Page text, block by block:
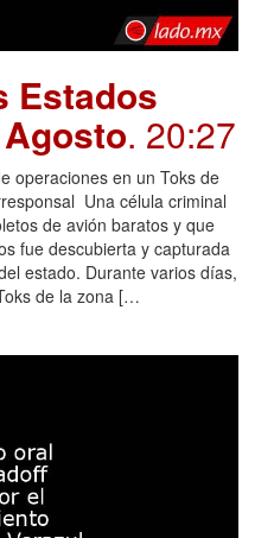
Estados
. 20:27
operaciones en un Toks de
Una célula criminal
de avión baratos y que
fue descubierta y capturada
estado. Durante varios días,
de la zona […